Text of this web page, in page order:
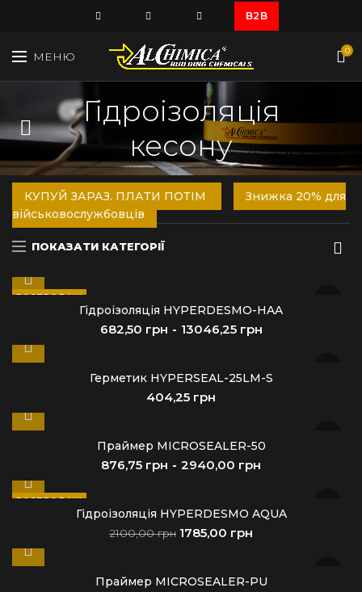
B2B
МЕНЮ 0
Гідроізоляція
кесону
КУПУЙ ЗАРАЗ, ПЛАТИ ПОТІМ
Знижка 20% для
військовослужбовців
ПОКАЗАТИ КАТЕГОРІЇ
РОЗПРОДАЖ
Гідроізоляція HYPERDESMO-HAA
грн грн
Герметик HYPERSEAL-25LM-S
грн
Праймер MICROSEALER-50
грн грн
РОЗПРОДАЖ
Гідроізоляція HYPERDESMO AQUA
2100,00грн 1785,00 грн
Праймер MICROSEALER-PU